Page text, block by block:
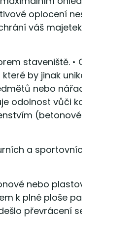
oplocení nestačí. Díky
váš majetek nejen před
staveniště. • Ochrana
by jinak unikaly do okolí.
nebo nářadí. • Dlouhá
odolnost vůči korozi a
(betonové/plastové
a sportovních akcích. •
nebo plastové patky a
k plné ploše panelu
převrácení sestavy.